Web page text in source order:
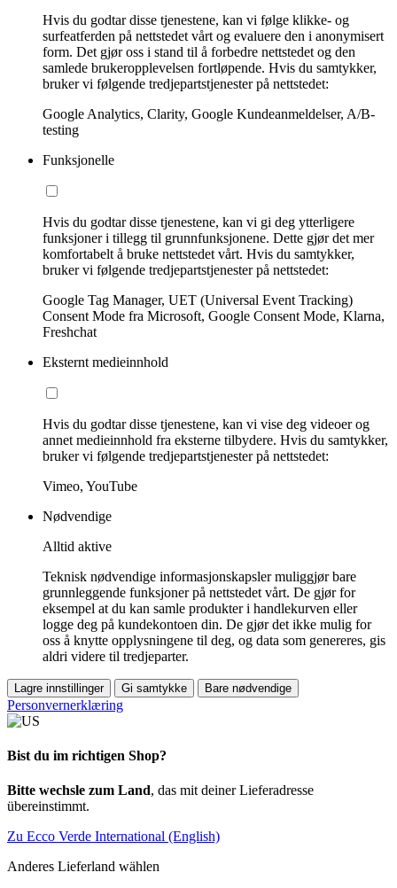
Hvis du godtar disse tjenestene, kan vi følge klikke- og
surfeatferden på nettstedet vårt og evaluere den i anonymisert
form. Det gjør oss i stand til å forbedre nettstedet og den
samlede brukeropplevelsen fortløpende. Hvis du samtykker,
bruker vi følgende tredjepartstjenester på nettstedet:
Google Analytics, Clarity, Google Kundeanmeldelser, A/B-
testing
Funksjonelle
Hvis du godtar disse tjenestene, kan vi gi deg ytterligere
funksjoner i tillegg til grunnfunksjonene. Dette gjør det mer
komfortabelt å bruke nettstedet vårt. Hvis du samtykker,
bruker vi følgende tredjepartstjenester på nettstedet:
Google Tag Manager, UET (Universal Event Tracking)
Consent Mode fra Microsoft, Google Consent Mode, Klarna,
Freshchat
Eksternt medieinnhold
Hvis du godtar disse tjenestene, kan vi vise deg videoer og
annet medieinnhold fra eksterne tilbydere. Hvis du samtykker,
bruker vi følgende tredjepartstjenester på nettstedet:
Vimeo, YouTube
Nødvendige
Alltid aktive
Teknisk nødvendige informasjonskapsler muliggjør bare
grunnleggende funksjoner på nettstedet vårt. De gjør for
eksempel at du kan samle produkter i handlekurven eller
logge deg på kundekontoen din. De gjør det ikke mulig for
oss å knytte opplysningene til deg, og data som genereres, gis
aldri videre til tredjeparter.
Lagre innstillinger Gi samtykke Bare nødvendige
Personvernerklæring
Bist du im richtigen Shop?
Bitte wechsle zum Land, das mit deiner Lieferadresse
übereinstimmt.
Zu Ecco Verde International (English)
Anderes Lieferland wählen